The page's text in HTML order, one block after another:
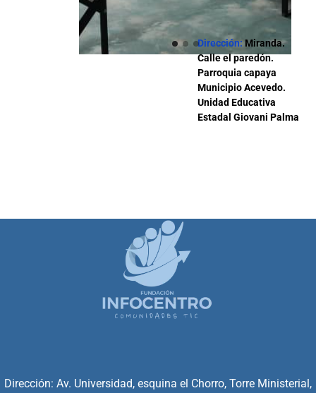
Dirección: Miranda.
Calle el paredón.
Parroquia capaya
Municipio Acevedo.
Unidad Educativa
Estadal Giovani Palma
Dirección: Av. Universidad, esquina el Chorro, Torre Ministerial,